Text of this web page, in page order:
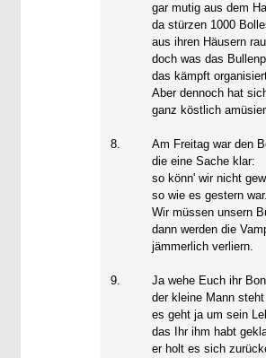
gar mutig aus dem
da stürzen 1000
aus ihren Häusern
doch was das
das kämpft
Aber dennoch hat
ganz köstlich
8.
Am Freitag war den
die eine Sache klar:
so könn' wir nicht
so wie es gestern
Wir müssen unsern
dann werden die
jämmerlich verliern.
9.
Ja wehe Euch ihr
der kleine Mann
es geht ja um sein
das Ihr ihm habt
er holt es sich